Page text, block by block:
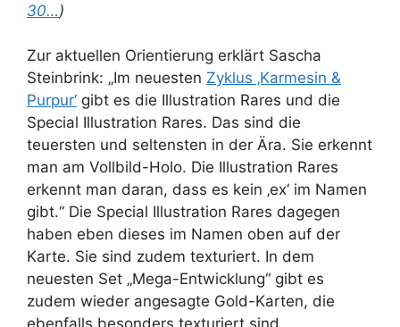
30…)
Zur aktuellen Orientierung erklärt Sascha
Steinbrink: „Im neuesten Zyklus ‚Karmesin &
Purpur‘ gibt es die Illustration Rares und die
Special Illustration Rares. Das sind die
teuersten und seltensten in der Ära. Sie erkennt
man am Vollbild-Holo. Die Illustration Rares
erkennt man daran, dass es kein ‚ex‘ im Namen
gibt.“ Die Special Illustration Rares dagegen
haben eben dieses im Namen oben auf der
Karte. Sie sind zudem texturiert. In dem
neuesten Set „Mega-Entwicklung“ gibt es
zudem wieder angesagte Gold-Karten, die